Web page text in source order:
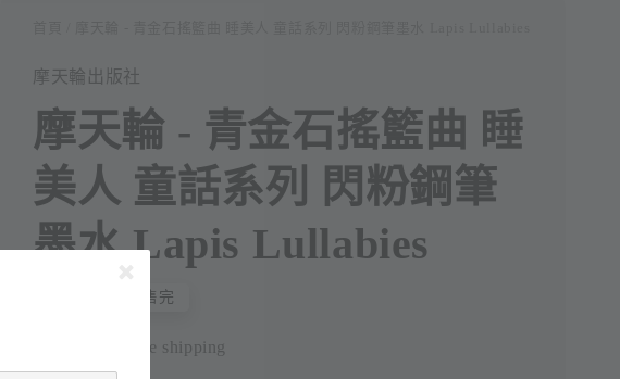
摩天輪出版社
摩天輪 - 青金石搖籃曲 睡
美人 童話系列 閃粉鋼筆
墨水 Lapis Lullabies
售完
Worldwide shipping